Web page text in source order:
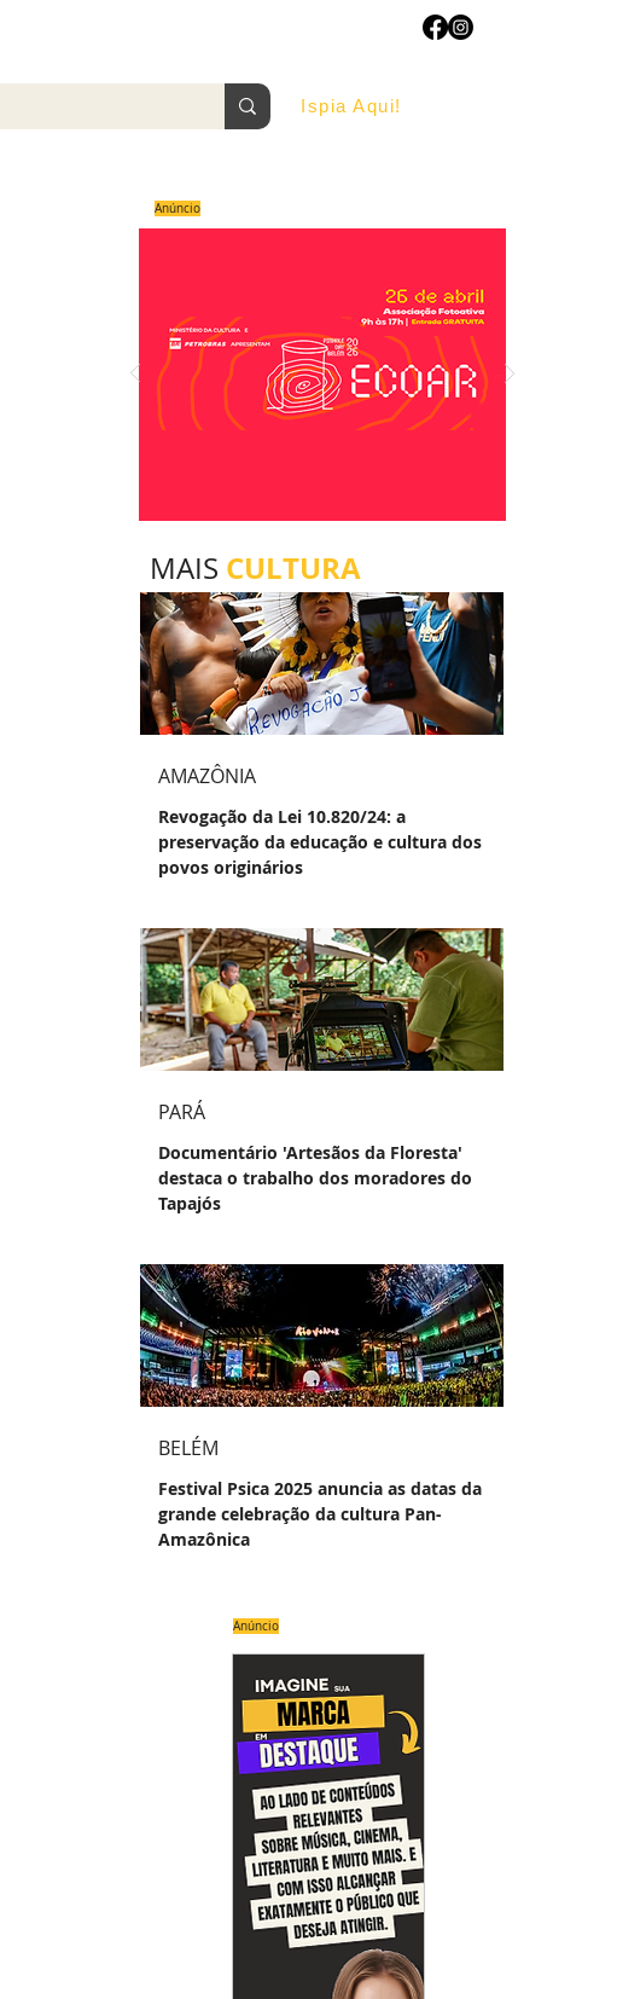
Ispia Aqui!
Anúncio
MAIS CULTURA
AMAZÔNIA
Revogação da Lei 10.820/24: a
preservação da educação e cultura dos
povos originários
PARÁ
Documentário 'Artesãos da Floresta'
destaca o trabalho dos moradores do
Tapajós
BELÉM
Festival Psica 2025 anuncia as datas da
grande celebração da cultura Pan-
Amazônica
Anúncio